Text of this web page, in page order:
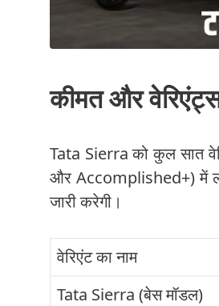
कीमत और
Tata Sierra को कुल सात
और Accomplished+) में
जारी करेगी।
वेरिएंट का नाम
Tata Sierra (बेस मॉडल)